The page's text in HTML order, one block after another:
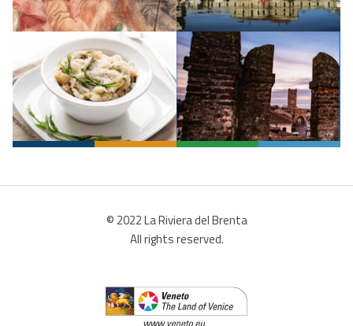
© 2022 La Riviera del Brenta
All rights reserved.